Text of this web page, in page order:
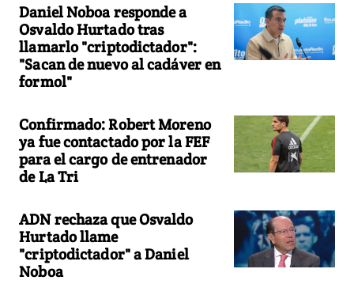
Daniel Noboa responde a
Osvaldo Hurtado tras
llamarlo "criptodictador":
"Sacan de nuevo al cadáver en
formol"
Confirmado: Robert Moreno
ya fue contactado por la FEF
para el cargo de entrenador
de La Tri
ADN rechaza que Osvaldo
Hurtado llame
"criptodictador" a Daniel
Noboa